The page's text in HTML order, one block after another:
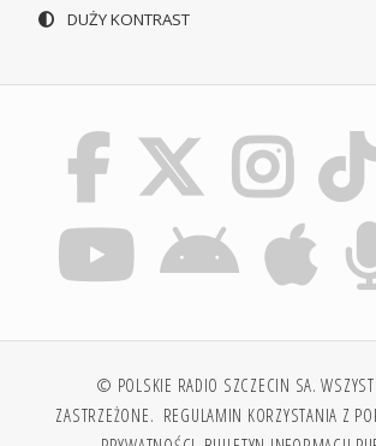
DUŻY KONTRAST
© POLSKIE RADIO SZCZECIN SA.
ZASTRZEŻONE. REGULAMIN KORZYSTANIA Z